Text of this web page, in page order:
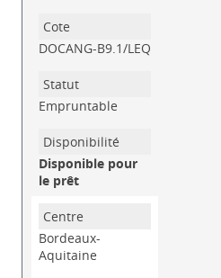
DOCANG-B9.1/LEQ
Empruntable
Disponible pour
le prêt
Bordeaux-
Aquitaine